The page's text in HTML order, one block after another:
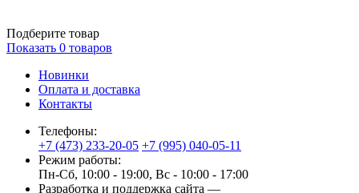
Подберите товар
Показать 0 товаров
Новинки
Оплата и доставка
Контакты
Телефоны:
+7 (473) 233-20-05 +7 (995) 040-05-11
Режим работы:
Пн-Сб, 10:00 - 19:00, Вс - 10:00 - 17:00
Разработка и поддержка сайта —